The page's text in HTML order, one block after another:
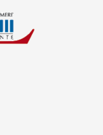
trasparenza